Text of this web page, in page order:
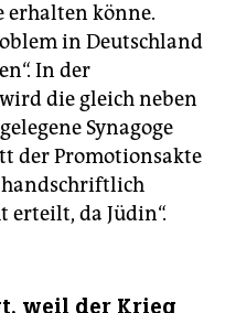
erhalten könne.
in Deutschland
In der
wird die gleich neben
Synagoge
der Promotionsakte
da Jüdin“.
weil der Krieg